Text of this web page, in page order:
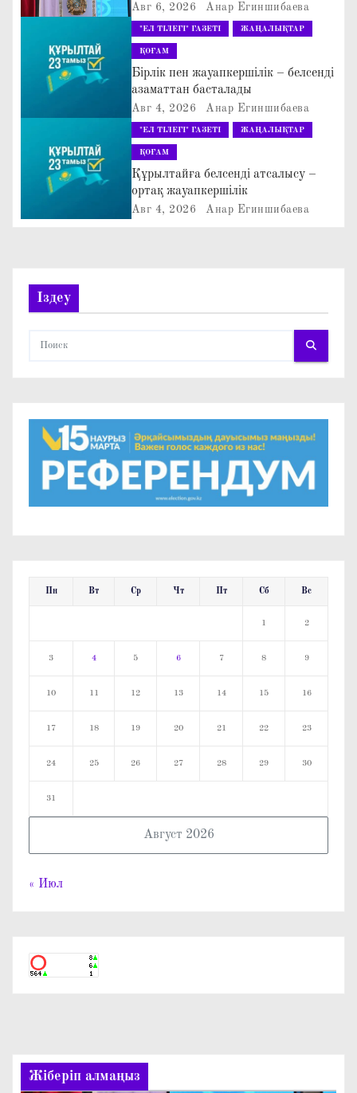
и
о
п
с
я
БОЛАШАҚ» АТТЫ
КЕҢЕЙТІЛГЕН МӘЖІЛІС ӨТТІ
Авг 6, 2026 Анар Егиншибаева
"ЕЛ ТІЛЕГІ" ГАЗЕТІ ЖАҢАЛЫҚТАР
ҚОҒАМ
Бірлік пен жауапкершілік – белсенді
азаматтан басталады
Авг 4, 2026 Анар Егиншибаева
"ЕЛ ТІЛЕГІ" ГАЗЕТІ ЖАҢАЛЫҚТАР
ҚОҒАМ
Құрылтайға белсенді атсалысу –
ортақ жауапкершілік
Авг 4, 2026 Анар Егиншибаева
Іздеу
Август 2026
Пн Вт Ср Чт Пт Сб Вс
1 2
3 4 5 6 7 8 9
10 11 12 13 14 15 16
17 18 19 20 21 22 23
24 25 26 27 28 29 30
31
« Июл
Жіберіп алмаңыз